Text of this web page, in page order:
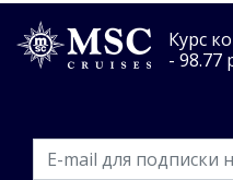
Курс
- 98.77